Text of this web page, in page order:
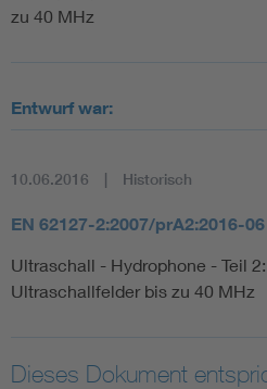
zu 40 MHz
Entwurf war:
10.06.2016 Historisch
EN 62127-2:2007/prA2:2016-06
Ultraschall - Hydrophone - Teil
Ultraschallfelder bis zu 40 MHz
Dieses Dokument